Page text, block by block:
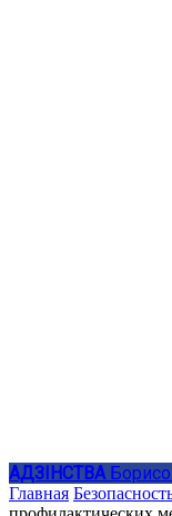
АДЗIНСТВА
Главная